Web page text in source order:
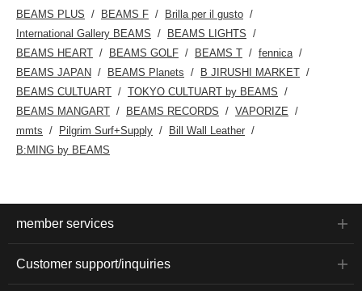
BEAMS PLUS BEAMS F
Brilla per il gusto
International Gallery BEAMS
BEAMS LIGHTS
BEAMS HEART
BEAMS GOLF BEAMS T
fennica
BEAMS JAPAN
BEAMS Planets
B JIRUSHI MARKET
BEAMS CULTUART
TOKYO CULTUART by BEAMS
BEAMS MANGART
BEAMS RECORDS
VAPORIZE
mmts
Pilgrim Surf+Supply
Bill Wall Leather
B:MING by BEAMS
member services
Customer support/inquiries